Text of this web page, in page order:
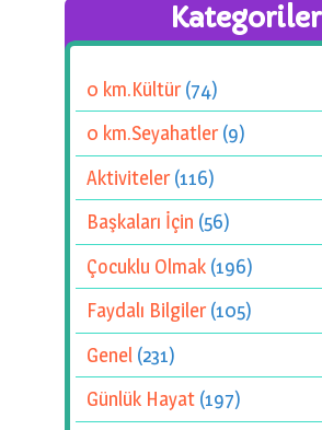
Kategoriler
0 km.Kültür(74)
0 km.Seyahatler(9)
Aktiviteler(116)
Başkaları İçin (56)
Çocuklu Olmak (196)
Faydalı Bilgiler(105)
Genel (231)
Günlük Hayat (197)